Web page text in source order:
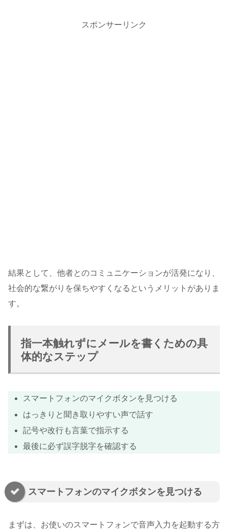
スポンサーリンク
結果として、他者とのコミュニケーションが活発になり、
社会的な繋がりを保ちやすくなるというメリットがありま
す。
指一本触れずにメールを書くための具
体的なステップ
スマートフォンのマイクボタンを見つける
はっきりと聞き取りやすい声で話す
記号や改行も言葉で指示する
最後に必ず誤字脱字を確認する
スマートフォンのマイクボタンを見つける
まずは、お使いのスマートフォンで音声入力を起動する方